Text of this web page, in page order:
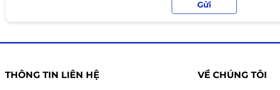
🧊 3. CPU “all-in-one” – build gọn, tối ưu chi phí
✔Tiết kiệm điện – mát (65W)
THÔNG TIN LIÊN HỆ VỀ CHÚNG TÔI